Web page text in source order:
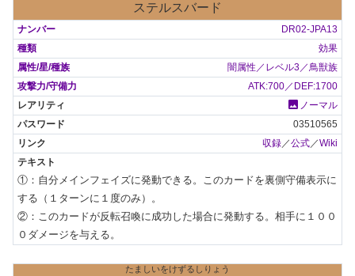
ステルスバード
DR02-JPA13
効果
闇属性／レベル3／鳥獣族
ATK:700／DEF:1700
photo ノーマル
03510565
収録／公式／Wiki
①：自分メインフェイズに発動できる。このカードを裏側守備表示に
する（１ターンに１度のみ）。
②：このカードが反転召喚に成功した場合に発動する。相手に１００
０ダメージを与える。
たましいをけずるしりょう